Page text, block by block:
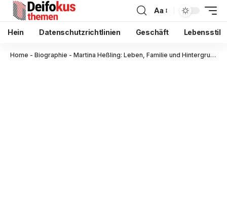
Aa
Hein Datenschutzrichtlinien Geschäft Lebensstil
Home - Biographie - Martina Heßling: Leben, Familie und Hintergrund der Mutter von Christian Lindner